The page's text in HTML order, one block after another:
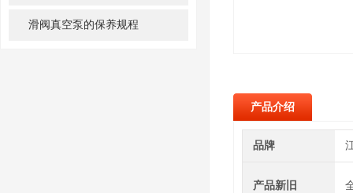
滑阀真空泵的保养规程
产品介绍
品牌
产品新旧